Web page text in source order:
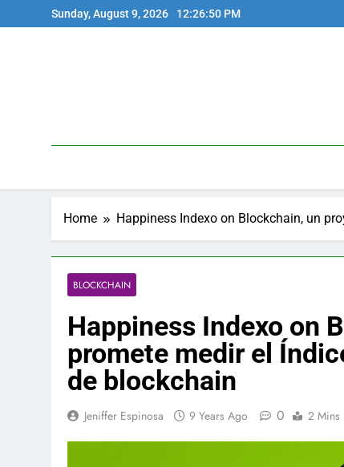
to
Sunday, August 9, 2026 12:26:51 PM
Home Happiness Indexo on Blockchain, un
BLOCKCHAIN
Happiness Indexo on
promete medir el
de blockchain
Jeniffer Espinosa 9 Years Ago 0 2 Mins